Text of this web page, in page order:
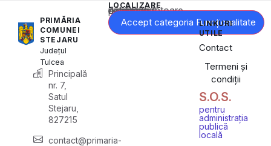
PRIMĂRIA
COMUNEI
STEJARU
Județul
Tulcea
Principală
nr. 7,
Satul
Stejaru,
827215
contact@primaria-
LOCALIZARE
Acest conținut este blocat până când acceptați categoria corespunzătoare de cookie-uri.
Accept categoria Funcționalitate
LINKURI
UTILE
Contact
Termeni și
condiții
S.O.S.
pentru
administrația
publică
locală